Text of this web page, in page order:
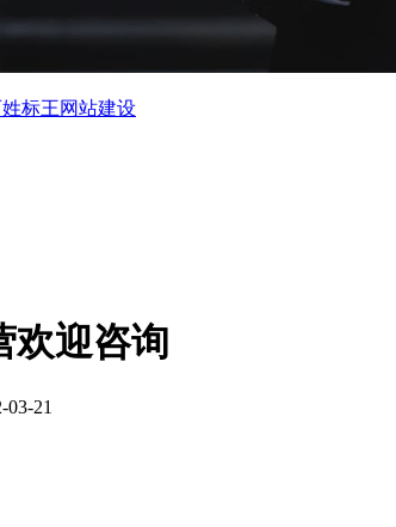
标王网站建设
欢迎咨询
21